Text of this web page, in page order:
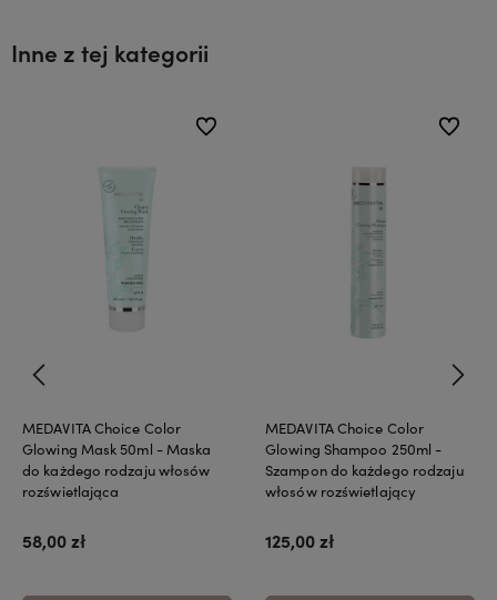
Inne z tej kategorii
MEDAVITA Choice Color
Glowing Mask 50ml - Maska
do każdego rodzaju włosów
rozświetlająca
58,00 zł
do ulubionych
do ulubionych
MEDAVITA Choice Color
Glowing Shampoo 250ml -
Szampon do każdego rodzaju
włosów rozświetlający
125,00 zł
do
do